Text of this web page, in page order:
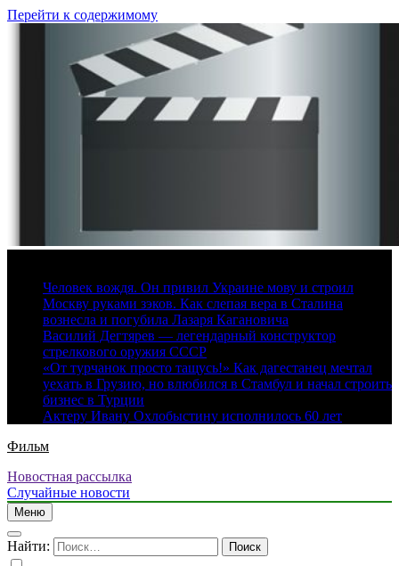
Перейти к содержимому
Человек вождя. Он привил Украине мову и строил
Москву руками зэков. Как слепая вера в Сталина
вознесла и погубила Лазаря Кагановича
Василий Дегтярев — легендарный конструктор
стрелкового оружия СССР
«От турчанок просто тащусь!» Как дагестанец мечтал
уехать в Грузию, но влюбился в Стамбул и начал строить
бизнес в Турции
Актеру Ивану Охлобыстину исполнилось 60 лет
Фильм
Новостная рассылка
Случайные новости
Меню
Найти: